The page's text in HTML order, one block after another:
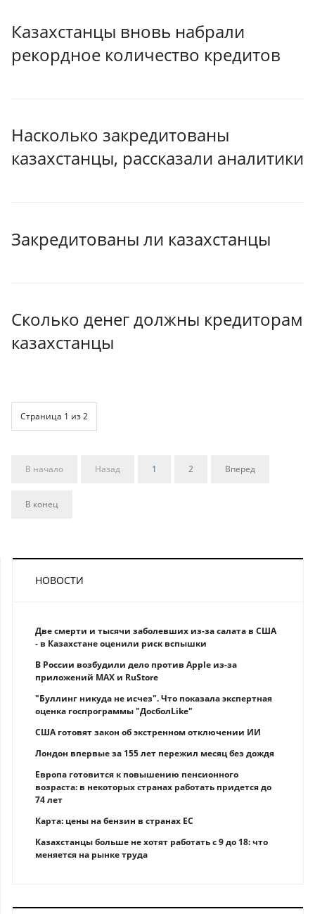
Казахстанцы вновь набрали
рекордное количество кредитов
Насколько закредитованы
казахстанцы, рассказали аналитики
Закредитованы ли казахстанцы
Сколько денег должны кредиторам
казахстанцы
Страница 1 из 2
В начало Назад 1 2 Вперед
В конец
НОВОСТИ
Две смерти и тысячи заболевших из-за салата в США
- в Казахстане оценили риск вспышки
В России возбудили дело против Apple из-за
приложений MAX и RuStore
"Буллинг никуда не исчез". Что показала экспертная
оценка госпрограммы "ДосболLike"
США готовят закон об экстренном отключении ИИ
Лондон впервые за 155 лет пережил месяц без дождя
Европа готовится к повышению пенсионного
возраста: в некоторых странах работать придется до
74 лет
Карта: цены на бензин в странах ЕС
Казахстанцы больше не хотят работать с 9 до 18: что
меняется на рынке труда